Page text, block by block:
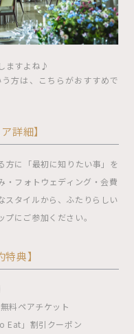
ますよね♪
方は、こちらがおすすめで
詳細】
方に「最初に知りたい事」を
・フォトウェディング・会費
スタイルから、ふたりらしい
にご参加ください。
典】
料ペアチケット
Eat」割引クーポン